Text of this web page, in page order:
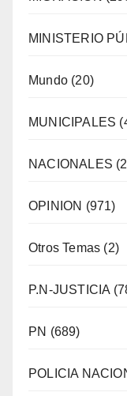
MINISTERIO
Mundo (20)
MUNICIPALES
NACIONALES
OPINION (971)
Otros Temas (2)
P.N-JUSTICIA
PN (689)
POLICIA